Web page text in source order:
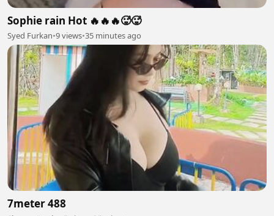
Sophie rain Hot 🔥🔥🔥🥵🥵
Syed Furkan•9 views•35 minutes ago
7meter 488